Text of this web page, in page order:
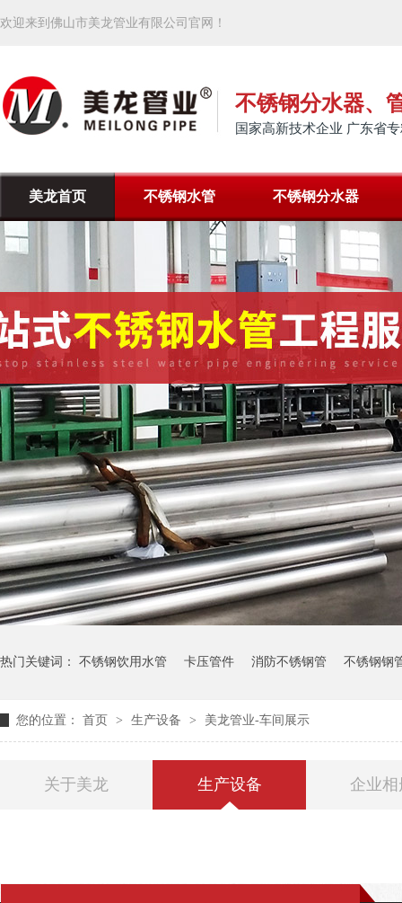
欢迎来到佛山市美龙管业有限公司官网！
不锈钢分水器、
国家高新技术企业 广东省
美龙首页 不锈钢水管 不锈钢分水器
热门关键词： 不锈钢饮用水管 卡压管件 消防不锈钢管 不锈钢钢
您的位置： 首页 > 生产设备 > 美龙管业-车间展示
关于美龙 生产设备 企业相